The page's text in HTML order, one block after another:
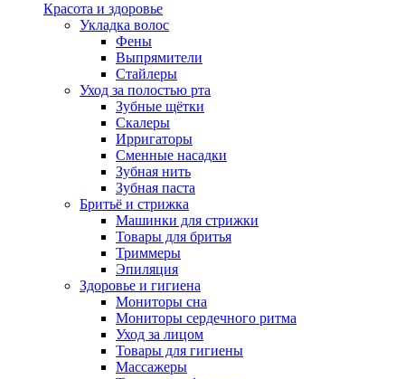
Красота и здоровье
Укладка волос
Фены
Выпрямители
Стайлеры
Уход за полостью рта
Зубные щётки
Скалеры
Ирригаторы
Сменные насадки
Зубная нить
Зубная паста
Бритьё и стрижка
Машинки для стрижки
Товары для бритья
Триммеры
Эпиляция
Здоровье и гигиена
Мониторы сна
Мониторы сердечного ритма
Уход за лицом
Товары для гигиены
Массажеры